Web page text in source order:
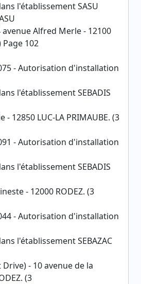
l'établissement SASU
Alfred Merle - 12100
Page 102
- Autorisation d'installation
l'établissement SEBADIS
12850 LUC-LA PRIMAUBE. (3
- Autorisation d'installation
l'établissement SEBADIS
- 12000 RODEZ. (3
- Autorisation d'installation
l'établissement SEBAZAC
- 10 avenue de la
(3